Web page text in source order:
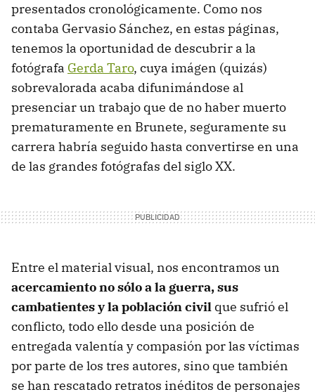
presentados cronológicamente. Como nos
contaba Gervasio Sánchez, en estas páginas,
tenemos la oportunidad de descubrir a la
fotógrafa Gerda Taro, cuya imágen (quizás)
sobrevalorada acaba difunimándose al
presenciar un trabajo que de no haber muerto
prematuramente en Brunete, seguramente su
carrera habría seguido hasta convertirse en una
de las grandes fotógrafas del siglo XX.
Entre el material visual, nos encontramos un
acercamiento no sólo a la guerra, sus
cambatientes y la población civil que sufrió el
conflicto, todo ello desde una posición de
entregada valentía y compasión por las víctimas
por parte de los tres autores, sino que también
se han rescatado retratos inéditos de personajes